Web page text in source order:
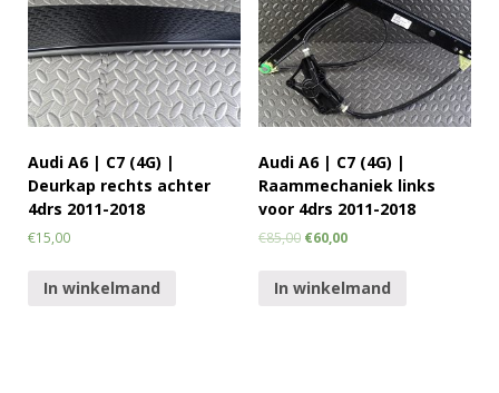
Audi A6 | C7 (4G) |
Deurkap rechts achter
4drs 2011-2018
€15,00
In winkelmand
Audi A6 | C7 (4G) |
Raammechaniek links
voor 4drs 2011-2018
€85,00 €60,00
In winkelmand